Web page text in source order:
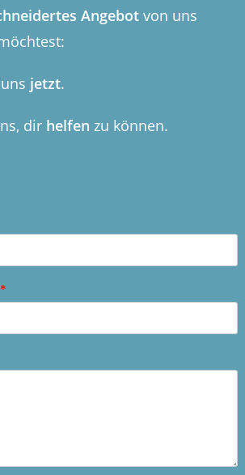
Angebot von uns
uns jetzt.
dir helfen zu können.
*